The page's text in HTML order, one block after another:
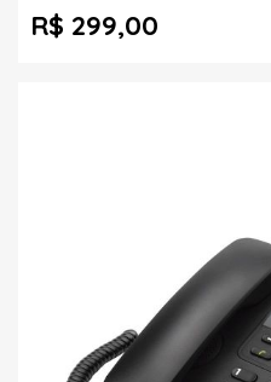
R$ 299,00